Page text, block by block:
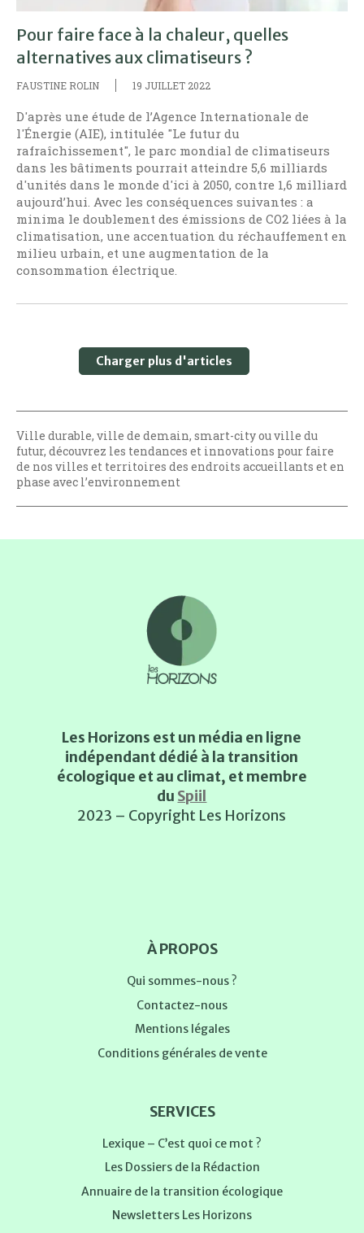
Pour faire face à la chaleur, quelles
alternatives aux climatiseurs ?
FAUSTINE ROLIN 19 JUILLET 2022
D'après une étude de l’Agence Internationale de
l'Énergie (AIE), intitulée "Le futur du
rafraîchissement", le parc mondial de climatiseurs
dans les bâtiments pourrait atteindre 5,6 milliards
d'unités dans le monde d'ici à 2050, contre 1,6 milliard
aujourd’hui. Avec les conséquences suivantes : a
minima le doublement des émissions de CO2 liées à la
climatisation, une accentuation du réchauffement en
milieu urbain, et une augmentation de la
consommation électrique.
Charger plus d'articles
Ville durable, ville de demain, smart-city ou ville du
futur, découvrez les tendances et innovations pour faire
de nos villes et territoires des endroits accueillants et en
phase avec l’environnement
Les Horizons est un média en ligne
indépendant dédié à la transition
écologique et au climat, et membre
du Spiil
2023 – Copyright Les Horizons
À PROPOS
Qui sommes-nous ?
Contactez-nous
Mentions légales
Conditions générales de vente
SERVICES
Lexique – C’est quoi ce mot ?
Les Dossiers de la Rédaction
Annuaire de la transition écologique
Newsletters Les Horizons